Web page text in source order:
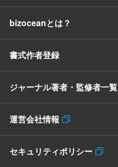
bizoceanとは？
書式作者登録
ジャーナル著者・監修者一覧
運営会社情報
セキュリティポリシー